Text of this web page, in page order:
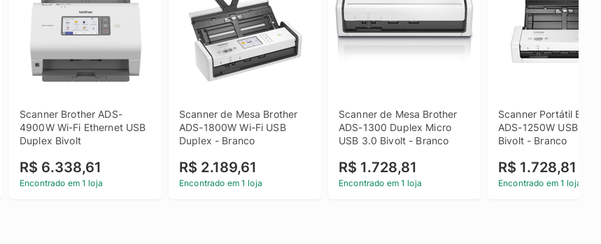
Scanner Brother ADS-
4900W Wi-Fi Ethernet USB
Duplex Bivolt
R$ 6.338,61
Encontrado em 1 loja
Scanner de Mesa Brother
ADS-1800W Wi-Fi USB
Duplex - Branco
R$ 2.189,61
Encontrado em 1 loja
Scanner de Mesa Brother
ADS-1300 Duplex Micro
USB 3.0 Bivolt - Branco
R$ 1.728,81
Encontrado em 1 loja
Scanner Portátil
ADS-1250W USB Wi-
Bivolt - Branco
R$ 1.728,81
Encontrado em 1 loja